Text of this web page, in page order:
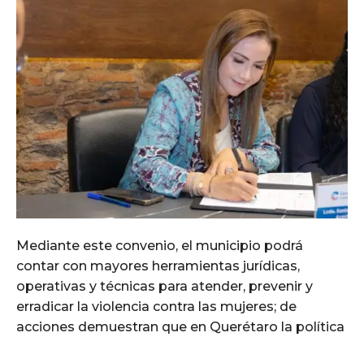
Mediante este convenio, el municipio podrá
contar con mayores herramientas jurídicas,
operativas y técnicas para atender, prevenir y
erradicar la violencia contra las mujeres; de
acciones demuestran que en Querétaro la política